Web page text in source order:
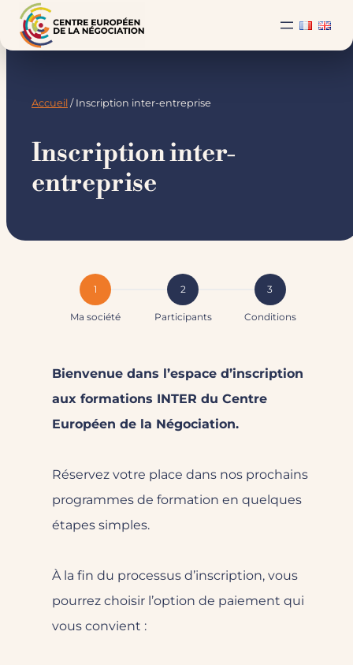
Accueil / Inscription inter-entreprise
Inscription inter-
entreprise
1
Ma société
2
Participants
3
Conditions
Bienvenue dans l’espace d’inscription
aux formations INTER du Centre
Européen de la Négociation.
Réservez votre place dans nos prochains
programmes de formation en quelques
étapes simples.
À la fin du processus d’inscription, vous
pourrez choisir l’option de paiement qui
vous convient :